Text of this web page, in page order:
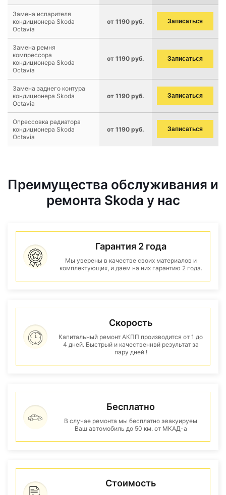
Замена испарителя
кондиционера Skoda
Octavia
от 1190 руб. Записаться
Замена ремня
компрессора
кондиционера Skoda
Octavia
от 1190 руб. Записаться
Замена заднего контура
кондиционера Skoda
Octavia
от 1190 руб. Записаться
Опрессовка радиатора
кондиционера Skoda
Octavia
от 1190 руб. Записаться
Преимущества обслуживания и
ремонта Skoda у нас
Гарантия 2 года
Мы уверены в качестве своих материалов и
комплектующих, и даем на них гарантию 2 года.
Скорость
Капитальный ремонт АКПП производится от 1 до
4 дней. Быстрый и качественнвй результат за
пару дней !
Бесплатно
В случае ремонта мы бесплатно эвакуируем
Ваш автомобиль до 50 км. от МКАД-а
Стоимость